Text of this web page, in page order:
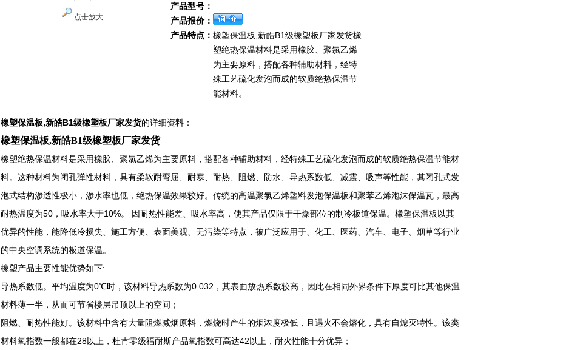
点击放大
产品型号：
产品报价：
产品特点： 橡塑保温板,新皓B1级橡塑板厂家发货橡
塑绝热保温材料是采用橡胶、聚氯乙烯
为主要原料，搭配各种辅助材料，经特
殊工艺硫化发泡而成的软质绝热保温节
能材料。
橡塑保温板,新皓B1级橡塑板厂家发货的详细资料：
橡塑保温板,新皓B1级橡塑板厂家发货
橡塑绝热保温材料是采用橡胶、聚氯乙烯为主要原料，搭配各种辅助材料，经特殊工艺硫化发泡而成的软质绝热保温节能材
料。这种材料为闭孔弹性材料，具有柔软耐弯屈、耐寒、耐热、阻燃、防水、导热系数低、减震、吸声等性能，其闭孔式发
泡式结构渗透性极小，渗水率也低，绝热保温效果较好。传统的高温聚氯乙烯塑料发泡保温板和聚苯乙烯泡沫保温瓦，最高
耐热温度为50，吸水率大于10%。 因耐热性能差、吸水率高，使其产品仅限于干燥部位的制冷板道保温。橡塑保温板以其
优异的性能，能降低冷损失、施工方便、表面美观、无污染等特点，被广泛应用于、化工、医药、汽车、电子、烟草等行业
的中央空调系统的板道保温。
橡塑产品主要性能优势如下:
导热系数低。平均温度为0℃时，该材料导热系数为0.032，其表面放热系数较高，因此在相同外界条件下厚度可比其他保温
材料薄一半，从而可节省楼层吊顶以上的空间；
阻燃、耐热性能好。该材料中含有大量阻燃减烟原料，燃烧时产生的烟浓度极低，且遇火不会熔化，具有自熄灭特性。该类
材料氧指数一般都在28以上，杜肯零级福耐斯产品氧指数可高达42以上，耐火性能十分优异；